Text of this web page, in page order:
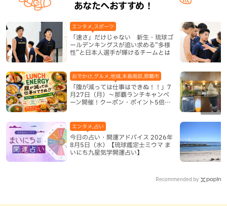
あなたへおすすめ！
「速さ」だけじゃない 新生・琉球ゴ
ールデンキングスが追い求める“多様
性”と日本人選手が輝けるチームとは
エンタメ,スポーツ
「腹が減っては仕事はできぬ！！」7
月27日（月）〜那覇ランチキャンペ
ーン開催！クーポン・ポイント5倍・
おでかけ,グルメ,地域,本島南部,那覇市
今日の占い・開運アドバイス 2026年
8月5日（水）【琉球鑑定士ミウマ ま
いにち九星気学開運占い】
エンタメ,占い
Recommended by